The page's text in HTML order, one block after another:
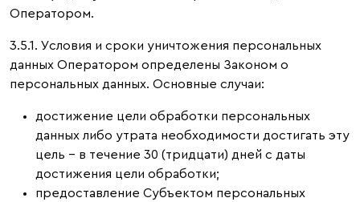
Оператором.
3.5.1. Условия и сроки уничтожения персональных
данных Оператором определены Законом о
персональных данных. Основные случаи:
достижение цели обработки персональных
данных либо утрата необходимости достигать эту
цель – в течение 30 (тридцати) дней с даты
достижения цели обработки;
предоставление Субъектом персональных